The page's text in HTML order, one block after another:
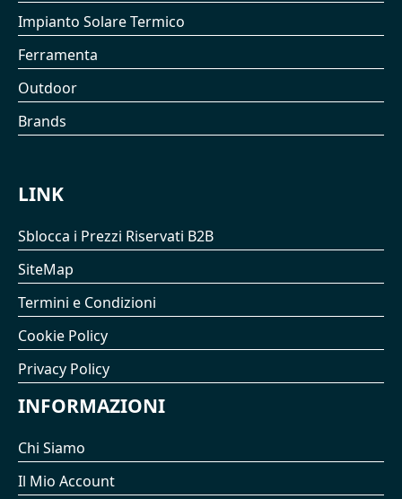
Impianto Solare Termico
Ferramenta
Outdoor
Brands
LINK
Sblocca i Prezzi Riservati B2B
SiteMap
Termini e Condizioni
Cookie Policy
Privacy Policy
INFORMAZIONI
Chi Siamo
Il Mio Account